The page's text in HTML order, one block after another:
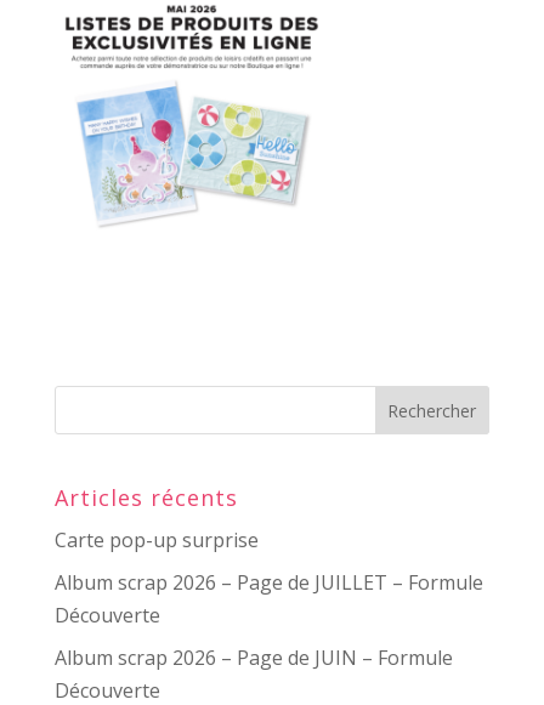
Articles récents
Carte pop-up surprise
Album scrap 2026 – Page de JUILLET – Formule
Découverte
Album scrap 2026 – Page de JUIN – Formule
Découverte